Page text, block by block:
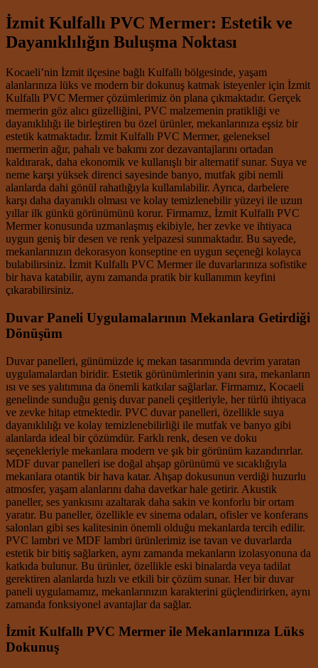
İzmit Kulfallı PVC Mermer: Estetik ve
Dayanıklılığın Buluşma Noktası
Kocaeli’nin İzmit ilçesine bağlı Kulfallı bölgesinde, yaşam
alanlarınıza lüks ve modern bir dokunuş katmak isteyenler için İzmit
Kulfallı PVC Mermer çözümlerimiz ön plana çıkmaktadır. Gerçek
mermerin göz alıcı güzelliğini, PVC malzemenin pratikliği ve
dayanıklılığı ile birleştiren bu özel ürünler, mekanlarınıza eşsiz bir
estetik katmaktadır. İzmit Kulfallı PVC Mermer, geleneksel
mermerin ağır, pahalı ve bakımı zor dezavantajlarını ortadan
kaldırarak, daha ekonomik ve kullanışlı bir alternatif sunar. Suya ve
neme karşı yüksek direnci sayesinde banyo, mutfak gibi nemli
alanlarda dahi gönül rahatlığıyla kullanılabilir. Ayrıca, darbelere
karşı daha dayanıklı olması ve kolay temizlenebilir yüzeyi ile uzun
yıllar ilk günkü görünümünü korur. Firmamız, İzmit Kulfallı PVC
Mermer konusunda uzmanlaşmış ekibiyle, her zevke ve ihtiyaca
uygun geniş bir desen ve renk yelpazesi sunmaktadır. Bu sayede,
mekanlarınızın dekorasyon konseptine en uygun seçeneği kolayca
bulabilirsiniz. İzmit Kulfallı PVC Mermer ile duvarlarınıza sofistike
bir hava katabilir, aynı zamanda pratik bir kullanımın keyfini
çıkarabilirsiniz.
Duvar Paneli Uygulamalarının Mekanlara Getirdiği
Dönüşüm
Duvar panelleri, günümüzde iç mekan tasarımında devrim yaratan
uygulamalardan biridir. Estetik görünümlerinin yanı sıra, mekanların
ısı ve ses yalıtımına da önemli katkılar sağlarlar. Firmamız, Kocaeli
genelinde sunduğu geniş duvar paneli çeşitleriyle, her türlü ihtiyaca
ve zevke hitap etmektedir. PVC duvar panelleri, özellikle suya
dayanıklılığı ve kolay temizlenebilirliği ile mutfak ve banyo gibi
alanlarda ideal bir çözümdür. Farklı renk, desen ve doku
seçenekleriyle mekanlara modern ve şık bir görünüm kazandırırlar.
MDF duvar panelleri ise doğal ahşap görünümü ve sıcaklığıyla
mekanlara otantik bir hava katar. Ahşap dokusunun verdiği huzurlu
atmosfer, yaşam alanlarını daha davetkar hale getirir. Akustik
paneller, ses yankısını azaltarak daha sakin ve konforlu bir ortam
yaratır. Bu paneller, özellikle ev sinema odaları, ofisler ve konferans
salonları gibi ses kalitesinin önemli olduğu mekanlarda tercih edilir.
PVC lambri ve MDF lambri ürünlerimiz ise tavan ve duvarlarda
estetik bir bitiş sağlarken, aynı zamanda mekanların izolasyonuna da
katkıda bulunur. Bu ürünler, özellikle eski binalarda veya tadilat
gerektiren alanlarda hızlı ve etkili bir çözüm sunar. Her bir duvar
paneli uygulamamız, mekanlarınızın karakterini güçlendirirken, aynı
zamanda fonksiyonel avantajlar da sağlar.
İzmit Kulfallı PVC Mermer ile Mekanlarınıza Lüks
Dokunuş